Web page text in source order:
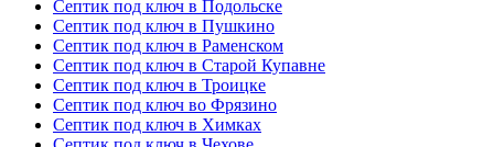
Септик под ключ в Подольске
Септик под ключ в Пушкино
Септик под ключ в Раменском
Септик под ключ в Старой Купавне
Септик под ключ в Троицке
Септик под ключ во Фрязино
Септик под ключ в Химках